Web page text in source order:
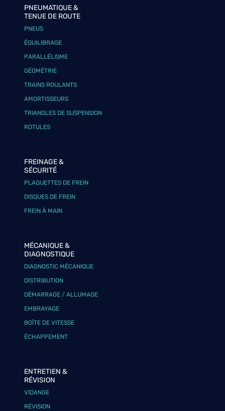
PNEUMATIQUE &
TENUE DE ROUTE
PNEUS
ÉQUILIBRAGE
PARALLÉLISME
GÉOMÉTRIE
TRAINS ROULANTS
AMORTISSEURS
TRIANGLES DE SUSPENSION
ROTULES
FREINAGE &
SÉCURITÉ
PLAQUETTES DE FREIN
DISQUES DE FREIN
FREIN À MAIN
MÉCANIQUE &
DIAGNOSTIQUE
DIAGNOSTIC MÉCANIQUE
DISTRIBUTION
DÉMARRAGE / ALLUMAGE
EMBRAYAGE
BOÎTE DE VITESSE
ÉCHAPPEMENT
ENTRETIEN &
RÉVISION
VIDANGE
RÉVISION